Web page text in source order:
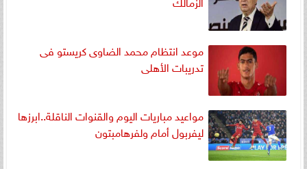
موعد انتظام محمد الضاوى كريستو فى
تدريبات الأهلى
مواعيد مباريات اليوم والقنوات الناقلة..ابرزها
ليفربول أمام ولفرهامبتون